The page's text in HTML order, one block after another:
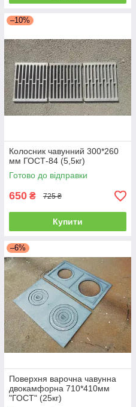
–10%
Колосник чавунний 300*260
мм ГОСТ-84 (5,5кг)
Готово до відправки
650 ₴ 725 ₴
Купити
–6%
Поверхня варочна чавунна
двокамфорна 710*410мм
"ГОСТ" (25кг)